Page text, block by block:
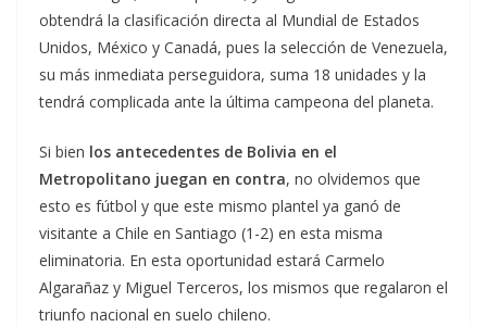
obtendrá la clasificación directa al Mundial de Estados
Unidos, México y Canadá, pues la selección de Venezuela,
su más inmediata perseguidora, suma 18 unidades y la
tendrá complicada ante la última campeona del planeta.
Si bien los antecedentes de Bolivia en el
Metropolitano juegan en contra, no olvidemos que
esto es fútbol y que este mismo plantel ya ganó de
visitante a Chile en Santiago (1-2) en esta misma
eliminatoria. En esta oportunidad estará Carmelo
Algarañaz y Miguel Terceros, los mismos que regalaron el
triunfo nacional en suelo chileno.